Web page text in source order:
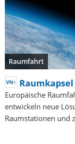
Raumfahrt
Europäische
entwickeln neue
Raumstationen und